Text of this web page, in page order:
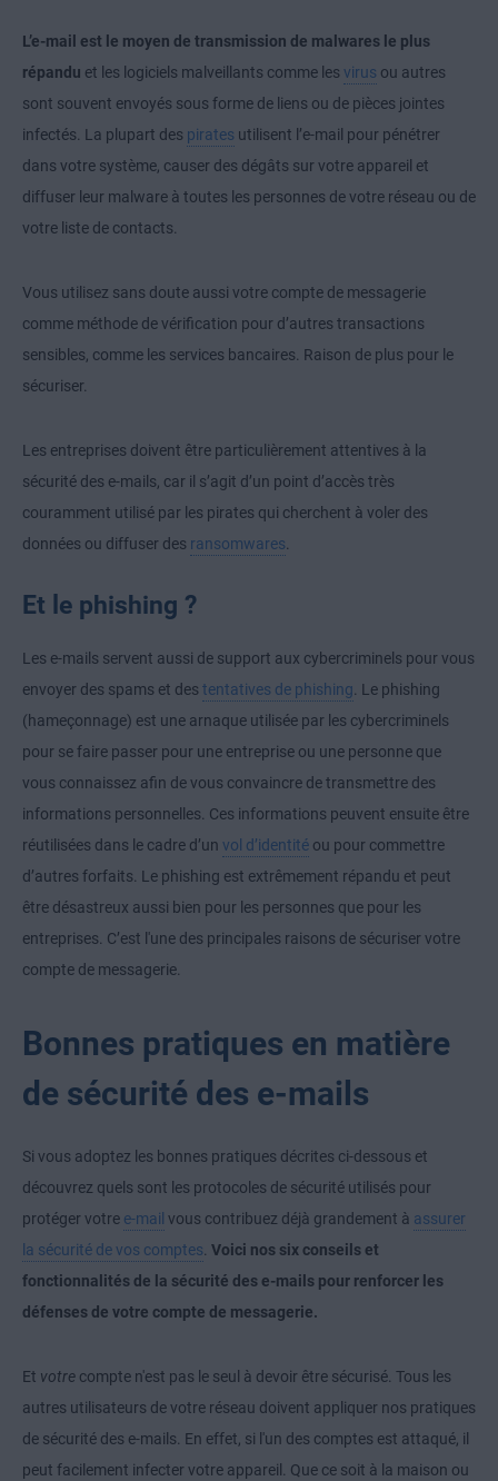
L’e-mail est le moyen de transmission de malwares le plus
répandu et les logiciels malveillants comme les virus ou autres
sont souvent envoyés sous forme de liens ou de pièces jointes
infectés. La plupart des pirates utilisent l’e-mail pour pénétrer
dans votre système, causer des dégâts sur votre appareil et
diffuser leur malware à toutes les personnes de votre réseau ou de
votre liste de contacts.
Vous utilisez sans doute aussi votre compte de messagerie
comme méthode de vérification pour d’autres transactions
sensibles, comme les services bancaires. Raison de plus pour le
sécuriser.
Les entreprises doivent être particulièrement attentives à la
sécurité des e-mails, car il s’agit d’un point d’accès très
couramment utilisé par les pirates qui cherchent à voler des
données ou diffuser des ransomwares.
Et le phishing ?
Les e-mails servent aussi de support aux cybercriminels pour vous
envoyer des spams et des tentatives de phishing. Le phishing
(hameçonnage) est une arnaque utilisée par les cybercriminels
pour se faire passer pour une entreprise ou une personne que
vous connaissez afin de vous convaincre de transmettre des
informations personnelles. Ces informations peuvent ensuite être
réutilisées dans le cadre d’un vol d’identité ou pour commettre
d’autres forfaits. Le phishing est extrêmement répandu et peut
être désastreux aussi bien pour les personnes que pour les
entreprises. C’est l'une des principales raisons de sécuriser votre
compte de messagerie.
Bonnes pratiques en matière
de sécurité des e-mails
Si vous adoptez les bonnes pratiques décrites ci-dessous et
découvrez quels sont les protocoles de sécurité utilisés pour
protéger votre e-mail vous contribuez déjà grandement à assurer
la sécurité de vos comptes. Voici nos six conseils et
fonctionnalités de la sécurité des e-mails pour renforcer les
défenses de votre compte de messagerie.
Et votre compte n'est pas le seul à devoir être sécurisé. Tous les
autres utilisateurs de votre réseau doivent appliquer nos pratiques
de sécurité des e-mails. En effet, si l'un des comptes est attaqué, il
peut facilement infecter votre appareil. Que ce soit à la maison ou